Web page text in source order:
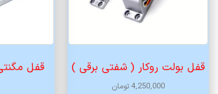
قفل بولت روکار ( شفتی برقی )
4,250,000تومان